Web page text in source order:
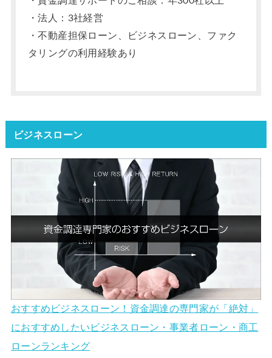
・法人：3社経営
・不動産担保ローン、ビジネスローン、ファク
タリングの利用経験あり
ビジネスローン
おすすめビジネスローン！資金調達の専門家が「絶対」
におすすめしたいビジネスローン・事業者ローン・商工
ローンランキング